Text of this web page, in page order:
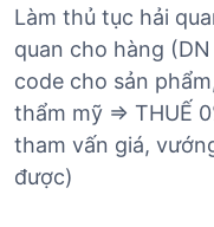
Làm thủ tục hải
quan cho hàng
code cho sản
thẩm mỹ => THUẾ
tham vấn giá,
được)